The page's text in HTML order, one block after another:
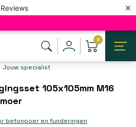
Reviews ×
0
Jouw specialist
105x105mm M16
betonpoer en funderingen